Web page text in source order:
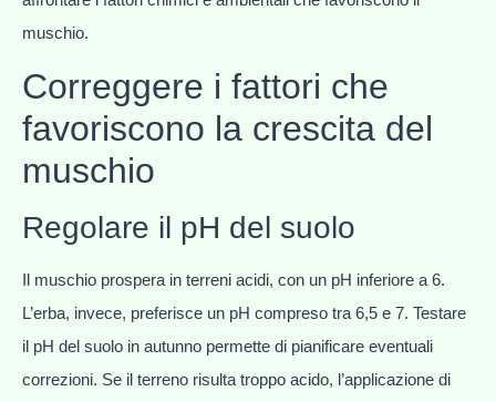
muschio.
Correggere i fattori che
favoriscono la crescita del
muschio
Regolare il pH del suolo
Il muschio prospera in terreni acidi, con un pH inferiore a 6.
L’erba, invece, preferisce un pH compreso tra 6,5 e 7. Testare
il pH del suolo in autunno permette di pianificare eventuali
correzioni. Se il terreno risulta troppo acido, l’applicazione di